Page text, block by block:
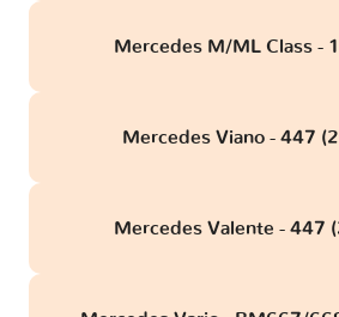
Mercedes M/ML Class -
Mercedes Viano - 447
Mercedes Valente - 447